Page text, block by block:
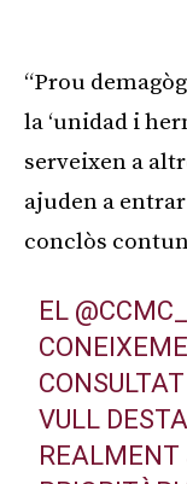
“Prou
la ‘unidad i
serveixen a
ajuden a
conclòs
EL
VULL
REALMENT